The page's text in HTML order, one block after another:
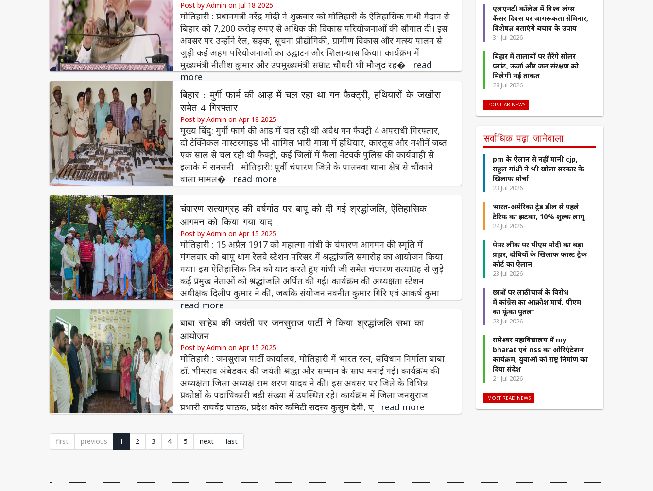
Post by Admin on Jul 18 2025
मोतिहारी : प्रधानमंत्री नरेंद्र मोदी ने शुक्रवार को मोतिहारी के ऐतिहासिक गांधी मैदान से
बिहार को 7,200 करोड़ रुपए से अधिक की विकास परियोजनाओं की सौगात दी। इस
अवसर पर उन्होंने रेल, सड़क, सूचना प्रौद्योगिकी, ग्रामीण विकास और मत्स्य पालन से
जुड़ी कई अहम परियोजनाओं का उद्घाटन और शिलान्यास किया। कार्यक्रम में
मुख्यमंत्री नीतीश कुमार और उपमुख्यमंत्री सम्राट चौधरी भी मौजूद रह� read
more
बिहार : मुर्गी फार्म की आड़ में चल रहा था गन फैक्ट्री, हथियारों के जखीरा
समेत 4 गिरफ्तार
Post by Admin on Apr 18 2025
मुख्य बिंदु: मुर्गी फार्म की आड़ में चल रही थी अवैध गन फैक्ट्री 4 अपराधी गिरफ्तार,
दो टेक्निकल मास्टरमाइंड भी शामिल भारी मात्रा में हथियार, कारतूस और मशीनें जब्त
एक साल से चल रही थी फैक्ट्री, कई जिलों में फैला नेटवर्क पुलिस की कार्यवाही से
इलाके में सनसनी मोतिहारी: पूर्वी चंपारण जिले के पालनवा थाना क्षेत्र से चौंकाने
वाला मामल� read more
चंपारण सत्याग्रह की वर्षगांठ पर बापू को दी गई श्रद्धांजलि, ऐतिहासिक
आगमन को किया गया याद
Post by Admin on Apr 15 2025
मोतिहारी : 15 अप्रैल 1917 को महात्मा गांधी के चंपारण आगमन की स्मृति में
मंगलवार को बापू धाम रेलवे स्टेशन परिसर में श्रद्धांजलि समारोह का आयोजन किया
गया। इस ऐतिहासिक दिन को याद करते हुए गांधी जी समेत चंपारण सत्याग्रह से जुड़े
कई प्रमुख नेताओं को श्रद्धांजलि अर्पित की गई। कार्यक्रम की अध्यक्षता स्टेशन
अधीक्षक दिलीप कुमार ने की, जबकि संयोजन नवनीत कुमार गिरि एवं आकर्ष कुमा
read more
बाबा साहेब की जयंती पर जनसुराज पार्टी ने किया श्रद्धांजलि सभा का
आयोजन
Post by Admin on Apr 15 2025
मोतिहारी : जनसुराज पार्टी कार्यालय, मोतिहारी में भारत रत्न, संविधान निर्माता बाबा
डॉ. भीमराव अंबेडकर की जयंती श्रद्धा और सम्मान के साथ मनाई गई। कार्यक्रम की
अध्यक्षता जिला अध्यक्ष राम शरण यादव ने की। इस अवसर पर जिले के विभिन्न
प्रकोष्ठों के पदाधिकारी बड़ी संख्या में उपस्थित रहे। कार्यक्रम में जिला जनसुराज
प्रभारी राघवेंद्र पाठक, प्रदेश कोर कमिटी सदस्य कुसुम देवी, प् read more
first previous 1 2 3 4 5 next last
एलएनटी कॉलेज में विश्व लंग्स
कैंसर दिवस पर जागरूकता सेमिनार,
विशेषज्ञ बताएंगे बचाव के उपाय
31 Jul 2026
बिहार में तालाबों पर तैरेंगे सोलर
प्लांट, ऊर्जा और जल संरक्षण को
मिलेगी नई ताकत
28 Jul 2026
POPULAR NEWS
सर्वाधिक पढ़ा जानेवाला
pm के ऐलान से नहीं मानी cjp,
राहुल गांधी ने भी खोला सरकार के
खिलाफ मोर्चा
23 Jul 2026
भारत-अमेरिका ट्रेड डील से पहले
टैरिफ का झटका, 10% शुल्क लागू
24 Jul 2026
पेपर लीक पर पीएम मोदी का बड़ा
प्रहार, दोषियों के खिलाफ फास्ट ट्रैक
कोर्ट का ऐलान
23 Jul 2026
छात्रों पर लाठीचार्ज के विरोध
में कांग्रेस का आक्रोश मार्च, पीएम
का फूंका पुतला
23 Jul 2026
रामेश्वर महाविद्यालय में my
bharat एवं nss का ओरिएंटेशन
कार्यक्रम, युवाओं को राष्ट्र निर्माण का
दिया संदेश
21 Jul 2026
MOST READ NEWS